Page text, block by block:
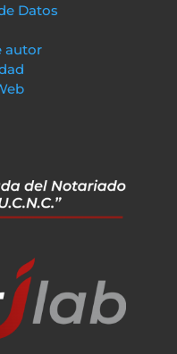
Datos
autor